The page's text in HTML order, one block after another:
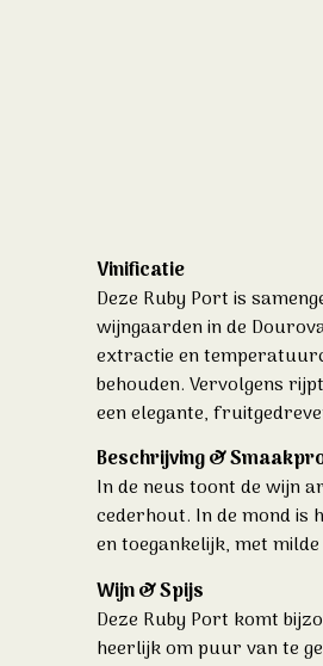
Vinificatie
Deze Ruby Port is
wijngaarden in de
extractie en
behouden. Vervolgens
een elegante,
Beschrijving &
In de neus toont de wijn
cederhout. In de mond is
en toegankelijk, met
Wijn & Spijs
Deze Ruby Port komt
heerlijk om puur van te